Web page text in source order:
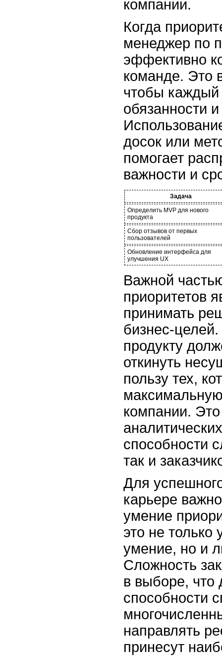
компании.
Когда
менеджер по
эффективно
команде. Это
чтобы каждый
обязанности
досок или
помогает
важности и
Задача
Определить MVP для нового
продукта
Сбор отзывов от первых
пользователей
Обновление интерфейса для
улучшения UX
Важной
приоритетов
принимать
бизнес-
продукту
откинуть
пользу тех,
компании. Это
способности
так и
Для
карьере
умение
это не только
умение, но и
Сложность
в выборе, что
способности
направлять
принесут